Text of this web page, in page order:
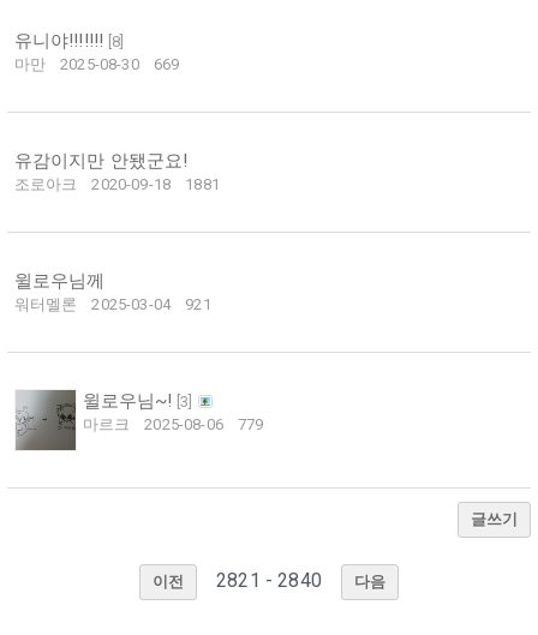
유니야!!!!!!! 8]
마만
2025-08-30 669
유감이지만 안됐군요!
조로아크 2020-09-18 1881
윌로우님께
워터멜론 2025-03-04 921
윌로우님~! [3
마르크
2025-08-06 779
글쓰기
이전 2821 - 2840 다음